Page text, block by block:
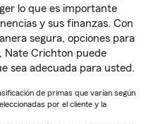
lo que es importante
y sus finanzas. Con
segura, opciones para
Nate Crichton puede
sea adecuada para usted.
de primas que varían según
por el cliente y la